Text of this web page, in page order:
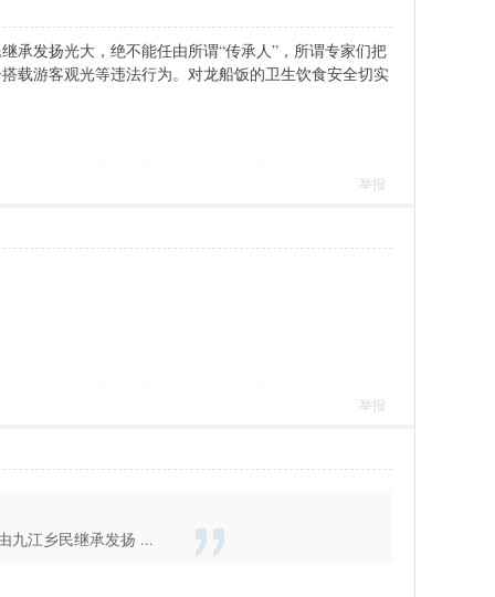
承发扬光大，绝不能任由所谓“传承人”，所谓专家们把
载游客观光等违法行为。对龙船饭的卫生饮食安全切实
举报
举报
九江乡民继承发扬 ...